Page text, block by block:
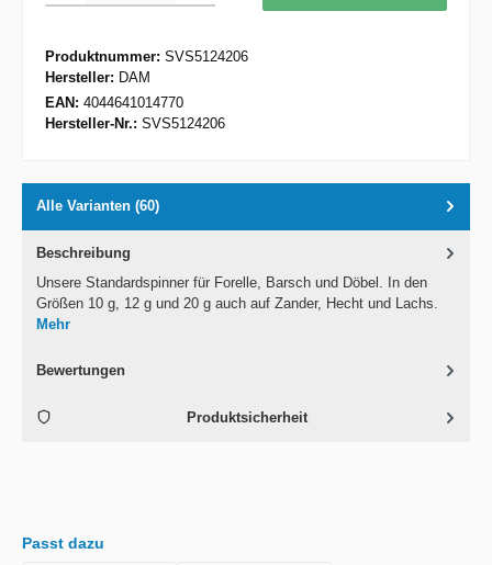
Produktnummer: SVS5124206
Hersteller: DAM
EAN: 4044641014770
Hersteller-Nr.: SVS5124206
Alle Varianten (60)
Beschreibung
Unsere Standardspinner für Forelle, Barsch und Döbel. In den
Größen 10 g, 12 g und 20 g auch auf Zander, Hecht und Lachs.
Mehr
Bewertungen
Produktsicherheit
Passt dazu